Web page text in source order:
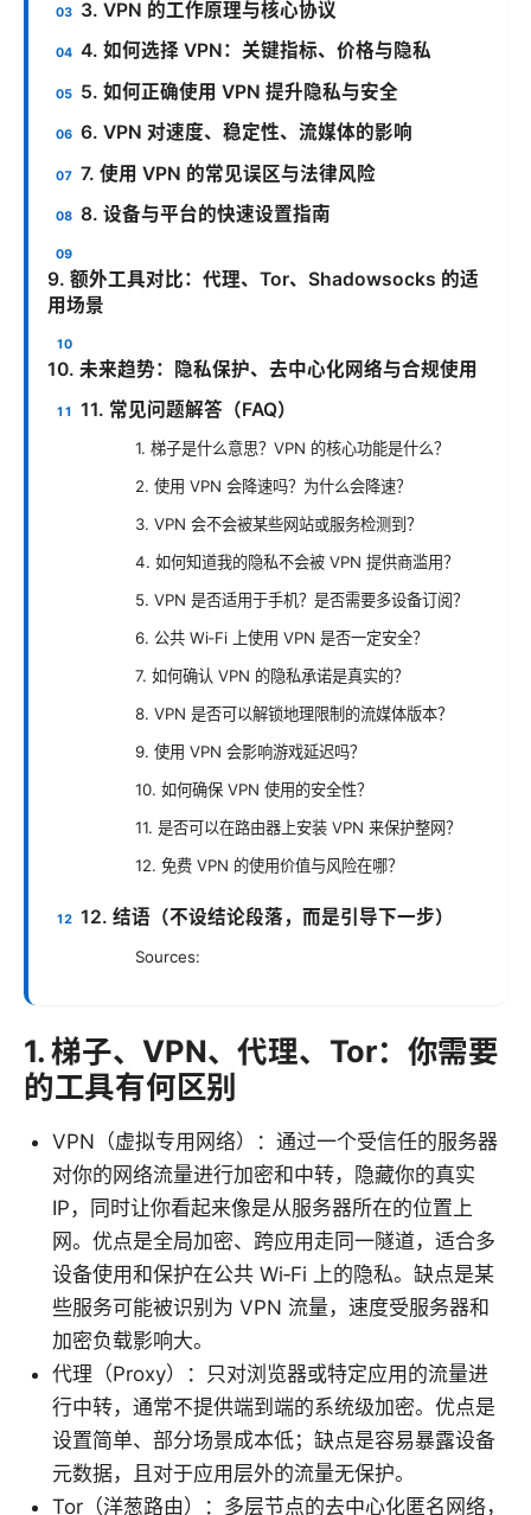
3. VPN 的工作原理与核心协议
4. 如何选择 VPN：关键指标、价格与隐私
5. 如何正确使用 VPN 提升隐私与安全
6. VPN 对速度、稳定性、流媒体的影响
7. 使用 VPN 的常见误区与法律风险
8. 设备与平台的快速设置指南
9. 额外工具对比：代理、Tor、Shadowsocks 的适
用场景
10. 未来趋势：隐私保护、去中心化网络与合规使用
11. 常见问题解答（FAQ）
1. 梯子是什么意思？VPN 的核心功能是什么？
2. 使用 VPN 会降速吗？为什么会降速？
3. VPN 会不会被某些网站或服务检测到？
4. 如何知道我的隐私不会被 VPN 提供商滥用？
5. VPN 是否适用于手机？是否需要多设备订阅？
6. 公共 Wi‑Fi 上使用 VPN 是否一定安全？
7. 如何确认 VPN 的隐私承诺是真实的？
8. VPN 是否可以解锁地理限制的流媒体版本？
9. 使用 VPN 会影响游戏延迟吗？
10. 如何确保 VPN 使用的安全性？
11. 是否可以在路由器上安装 VPN 来保护整网？
12. 免费 VPN 的使用价值与风险在哪？
12. 结语（不设结论段落，而是引导下一步）
Sources:
1. 梯子、VPN、代理、Tor：你需要
的工具有何区别
VPN（虚拟专用网络）：通过一个受信任的服务器
对你的网络流量进行加密和中转，隐藏你的真实
IP，同时让你看起来像是从服务器所在的位置上
网。优点是全局加密、跨应用走同一隧道，适合多
设备使用和保护在公共 Wi‑Fi 上的隐私。缺点是某
些服务可能被识别为 VPN 流量，速度受服务器和
加密负载影响大。
代理（Proxy）：只对浏览器或特定应用的流量进
行中转，通常不提供端到端的系统级加密。优点是
设置简单、部分场景成本低；缺点是容易暴露设备
元数据，且对于应用层外的流量无保护。
Tor（洋葱路由）：多层节点的去中心化匿名网络，